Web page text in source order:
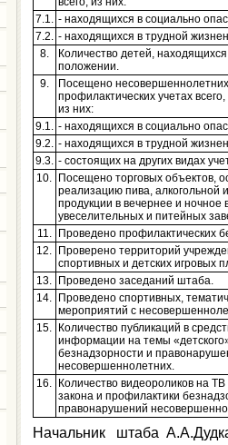
7.1. - находящихся в социально
7.2. - находящихся в трудной
8.
Количество детей,
положении.
9.
Посещено
профилактических учетах всего,
из них:
9.1. - находящихся в социально
9.2. - находящихся в трудной
9.3. - состоящих на других видах
10.
Посещено торговых объектов,
реализацию пива, алкогольной
продукции в вечернее и ночное
увеселительных и питейных
11.
Проведено профилактических
12.
Проверено территорий
спортивных и детских игровых
13.
Проведено заседаний штаба.
14.
Проведено спортивных,
мероприятий с
15.
Количество публикаций в
информации на темы
безнадзорности и
несовершеннолетних.
16.
Количество видеороликов на
закона и профилактики
правонарушений
Начальник штаба